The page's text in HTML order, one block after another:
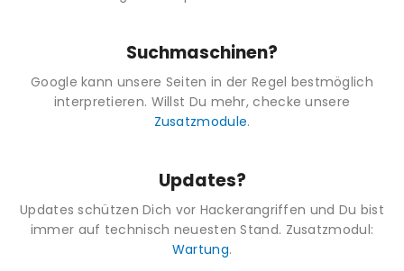
Suchmaschinen?
Google kann unsere Seiten in der Regel bestmöglich
interpretieren. Willst Du mehr, checke unsere
Zusatzmodule.
Updates?
Updates schützen Dich vor Hackerangriffen und Du bist
immer auf technisch neuesten Stand. Zusatzmodul:
Wartung.